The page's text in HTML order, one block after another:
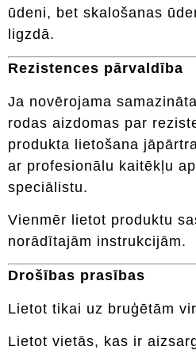
ūdeni, bet skalošanas
ligzdā.
Rezistences pārvaldība
Ja novērojama
rodas aizdomas par
produkta lietošana
ar profesionālu kaitēkļu
speciālistu.
Vienmēr lietot produktu
norādītajām instrukcijām.
Drošības prasības
Lietot tikai uz bruģētām
Lietot vietās, kas ir